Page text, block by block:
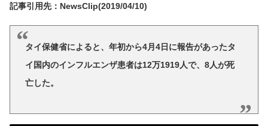
記事引用先：NewsClip(2019/04/10)
タイ保健省によると、年初から4月4日に報告があったタ
イ国内のインフルエンザ患者は12万1919人で、8人が死
亡した。